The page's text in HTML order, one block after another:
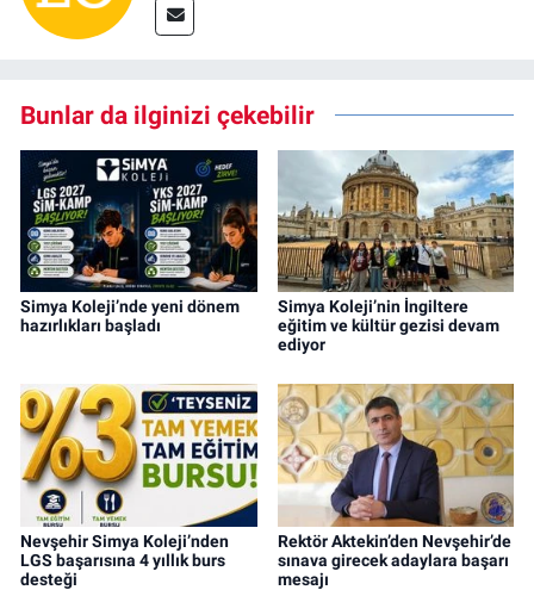
Bunlar da ilginizi çekebilir
Simya Koleji’nde yeni dönem
hazırlıkları başladı
Simya Koleji’nin İngiltere
eğitim ve kültür gezisi devam
ediyor
Nevşehir Simya Koleji’nden
LGS başarısına 4 yıllık burs
desteği
Rektör Aktekin’den Nevşehir’de
sınava girecek adaylara başarı
mesajı